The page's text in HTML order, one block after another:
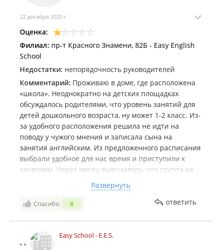
22 декабря 2020 г.
Оценка:
Филиал: пр-т Красного Знамени, 82Б - Easy English
School
Недостатки: непорядочность руководителей
Комментарий: Проживаю в доме, где расположена
«школа». Неоднократно на детских площадках
обсуждалось родителями, что уровень занятий для
детей дошкольного возраста, ну может 1-2 класс. Из-
за удобного расположения решила не идти на
поводу у чужого мнения и записала сына на
занятия английским. Из предложенного расписания
выбрали удобное для нас время и приступили к
занятиям. Через месяц выяснилось, что группа не
другой группы, куда следует перейти. На
письменное заявление о возврате денег
проигнорировать. Предложение администрации
перейти 7-класснику в группу к 5-классникам
говорит само за себя об уровне образования и
Развернуть
Спасибо 6 ответить
Easy School - E.E.S.